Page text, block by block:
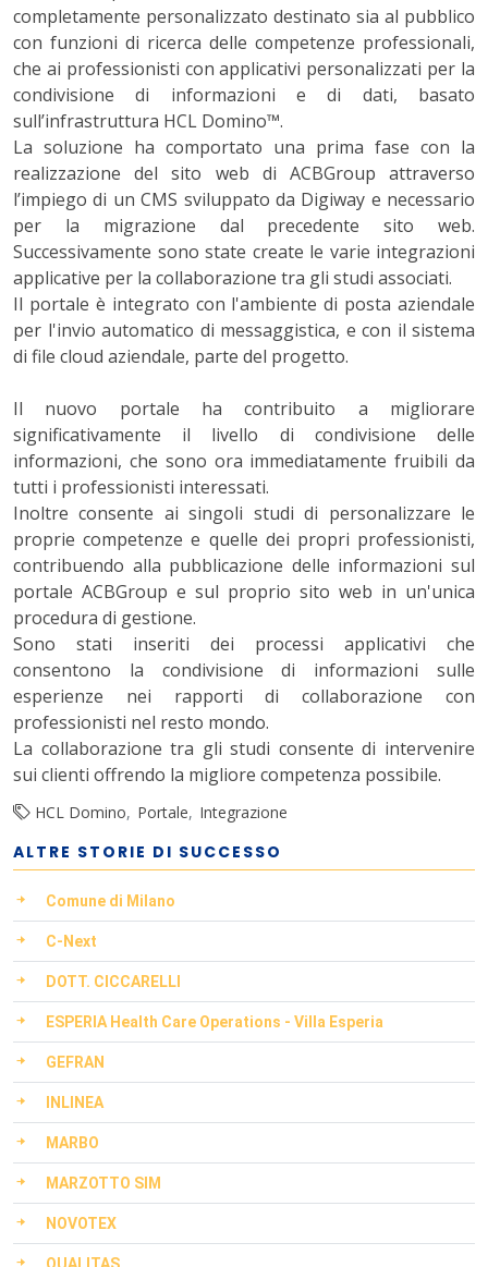
completamente personalizzato destinato sia al pubblico
con funzioni di ricerca delle competenze professionali,
che ai professionisti con applicativi personalizzati per la
condivisione di informazioni e di dati, basato
sull’infrastruttura HCL Domino™.
La soluzione ha comportato una prima fase con la
realizzazione del sito web di ACBGroup attraverso
l’impiego di un CMS sviluppato da Digiway e necessario
per la migrazione dal precedente sito web.
Successivamente sono state create le varie integrazioni
applicative per la collaborazione tra gli studi associati.
Il portale è integrato con l'ambiente di posta aziendale
per l'invio automatico di messaggistica, e con il sistema
di file cloud aziendale, parte del progetto.
Il nuovo portale ha contribuito a migliorare
significativamente il livello di condivisione delle
informazioni, che sono ora immediatamente fruibili da
tutti i professionisti interessati.
Inoltre consente ai singoli studi di personalizzare le
proprie competenze e quelle dei propri professionisti,
contribuendo alla pubblicazione delle informazioni sul
portale ACBGroup e sul proprio sito web in un'unica
procedura di gestione.
Sono stati inseriti dei processi applicativi che
consentono la condivisione di informazioni sulle
esperienze nei rapporti di collaborazione con
professionisti nel resto mondo.
La collaborazione tra gli studi consente di intervenire
sui clienti offrendo la migliore competenza possibile.
HCL Domino Portale Integrazione
ALTRE STORIE DI SUCCESSO
Comune di Milano
C-Next
DOTT. CICCARELLI
ESPERIA Health Care Operations - Villa Esperia
GEFRAN
INLINEA
MARBO
MARZOTTO SIM
NOVOTEX